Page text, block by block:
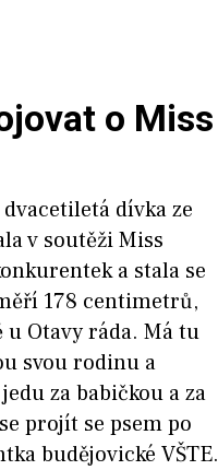
o Miss
dívka ze
v soutěži Miss
a stala se
178 centimetrů,
u Otavy ráda. Má tu
svou rodinu a
za babičkou a za
projít se psem po
budějovické VŠTE.